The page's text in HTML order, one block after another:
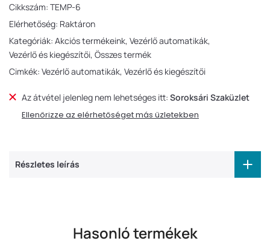
Cikkszám: TEMP-6
Elérhetőség: Raktáron
Kategóriák: Akciós termékeink Vezérlő automatikák
Vezérlő és kiegészítői Összes termék
Cimkék: Vezérlő automatikák Vezérlő és kiegészítői
Az átvétel jelenleg nem lehetséges itt: Soroksári Szaküzlet
Ellenőrizze az elérhetőséget más üzletekben
Részletes leírás
Hasonló termékek